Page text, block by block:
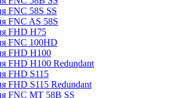
FNC 58S SS
FNC AS 58S
FHD H75
FNC 100HD
FHD H100
FHD H100 Redundant
FHD S115
FHD S115 Redundant
FNC MT 58B SS